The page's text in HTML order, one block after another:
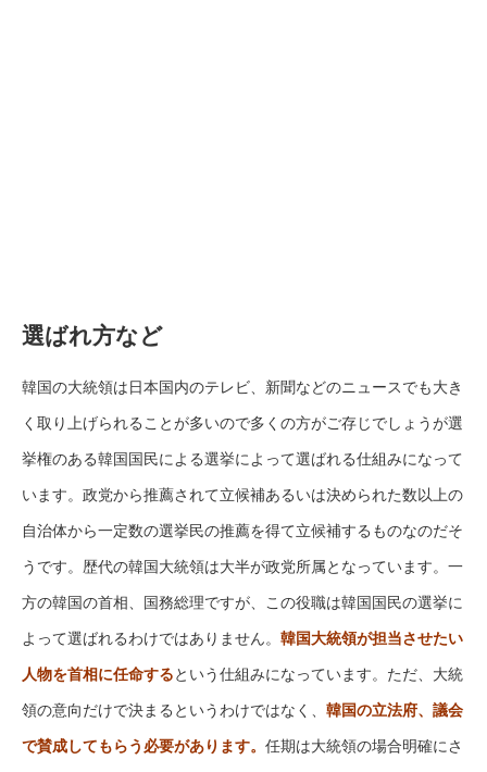
選ばれ方など
韓国の大統領は日本国内のテレビ、新聞などのニュースでも大き
く取り上げられることが多いので多くの方がご存じでしょうが選
挙権のある韓国国民による選挙によって選ばれる仕組みになって
います。政党から推薦されて立候補あるいは決められた数以上の
自治体から一定数の選挙民の推薦を得て立候補するものなのだそ
うです。歴代の韓国大統領は大半が政党所属となっています。一
方の韓国の首相、国務総理ですが、この役職は韓国国民の選挙に
よって選ばれるわけではありません。 韓国大統領が担当させたい
人物を首相に任命するという仕組みになっています。ただ、大統
領の意向だけで決まるというわけではなく、 韓国の立法府、議会
で賛成してもらう必要があります。 任期は大統領の場合明確にさ